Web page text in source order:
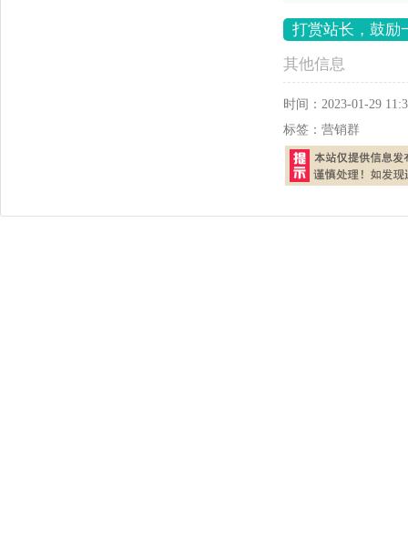
打赏站长，鼓励
其他信息
时间： 2023-01-29
标签： 营销群